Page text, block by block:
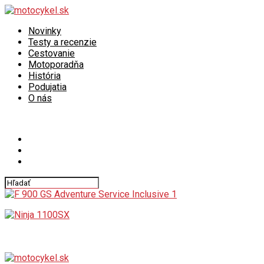
Novinky
Testy a recenzie
Cestovanie
Motoporadňa
História
Podujatia
O nás